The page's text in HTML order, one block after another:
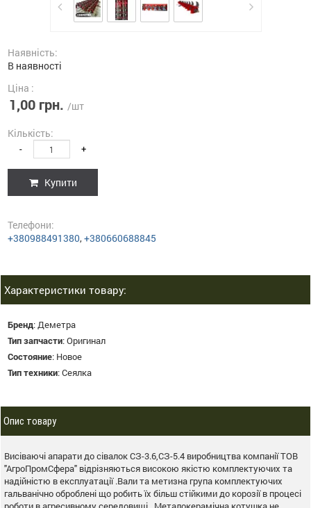
Наявність:
В наявності
Ціна :
1,00 грн. /шт
Кількість:
- +
Купити
Телефони:
+380988491380,+380660688845
Характеристики товару:
Бренд:Деметра
Тип запчасти:Оригинал
Состояние: Новое
Тип техники:Сеялка
Опис товару
Висіваючі апарати до сівалок СЗ-3.6,СЗ-5.4 виробництва компанії ТОВ
"АгроПромСфера" відрізняються високою якістю комплектуючих та
надійністю в експлуатації .Вали та метизна група комплектуючих
гальванічно оброблені що робить їх більш стійкими до корозії в процесі